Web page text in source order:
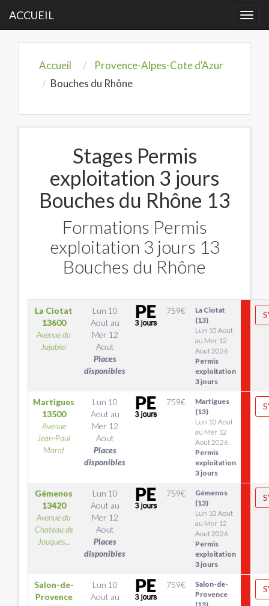
ACCUEIL
Accueil
Provence-Alpes-Cote d'Azur
Bouches du Rhône
Stages Permis
exploitation 3 jours
Bouches du Rhône 13
Formations Permis
exploitation 3 jours 13
Bouches du Rhône
La Ciotat
13600
Avenue du
Jujubier
Lun 10
Aout au
Mer 12
Aout
Places
disponibles
759€
La Ciotat
(13)
Lun 10 Aout
au Mer 12
Aout 2026
Permis
exploitation
3 jours
Martigues
13500
Avenue
Jean-Paul
Marat
Lun 10
Aout au
Mer 12
Aout
Places
disponibles
759€
Martigues
(13)
Lun 10 Aout
au Mer 12
Aout 2026
Permis
exploitation
3 jours
Gémenos
13420
Avenue du
Chateau de
Jouques...
Lun 10
Aout au
Mer 12
Aout
Places
disponibles
759€
Gémenos
(13)
Lun 10 Aout
au Mer 12
Aout 2026
Permis
exploitation
3 jours
Salon-de-
Provence
Lun 10
Aout au
759€
Salon-de-
Provence